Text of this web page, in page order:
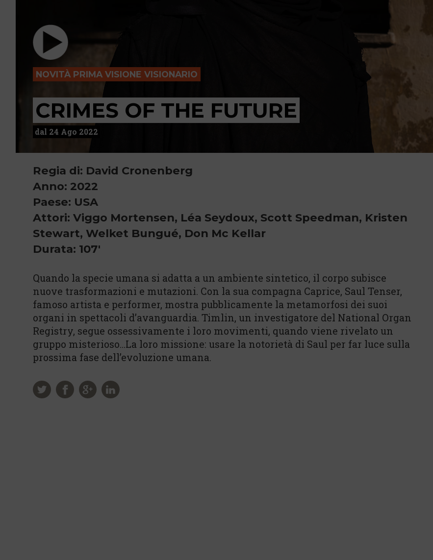
NOVITÀ PRIMA VISIONE VISIONARIO
CRIMES OF THE FUTURE
dal 24 Ago 2022
Regia di: David Cronenberg
Anno: 2022
Paese: USA
Attori: Viggo Mortensen, Léa Seydoux, Scott Speedman, Kristen
Stewart, Welket Bungué, Don Mc Kellar
Durata: 107'
Quando la specie umana si adatta a un ambiente sintetico, il corpo subisce
nuove trasformazioni e mutazioni. Con la sua compagna Caprice, Saul Tenser,
famoso artista e performer, mostra pubblicamente la metamorfosi dei suoi
organi in spettacoli d’avanguardia. Timlin, un investigatore del National Organ
Registry, segue ossessivamente i loro movimenti, quando viene rivelato un
gruppo misterioso…La loro missione: usare la notorietà di Saul per far luce sulla
prossima fase dell’evoluzione umana.